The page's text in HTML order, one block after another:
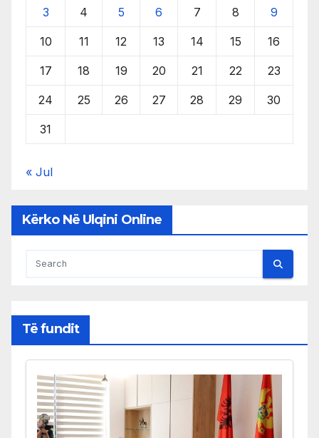
3 4 5 6 7 8 9
10 11 12 13 14 15 16
17 18 19 20 21 22 23
24 25 26 27 28 29 30
31
« Jul
Kërko Në Ulqini Online
Të fundit